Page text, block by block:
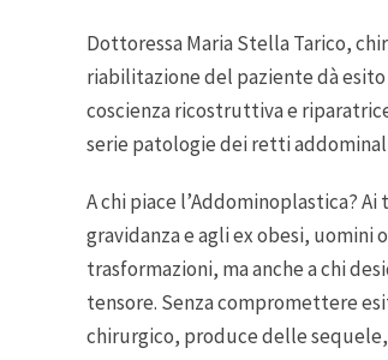
Dottoressa Maria Stella Tarico,
riabilitazione del paziente dà
coscienza ricostruttiva e
serie patologie dei retti
A chi piace l’Addominoplastica?
gravidanza e agli ex obesi,
trasformazioni, ma anche a chi
tensore. Senza compromettere
chirurgico, produce delle